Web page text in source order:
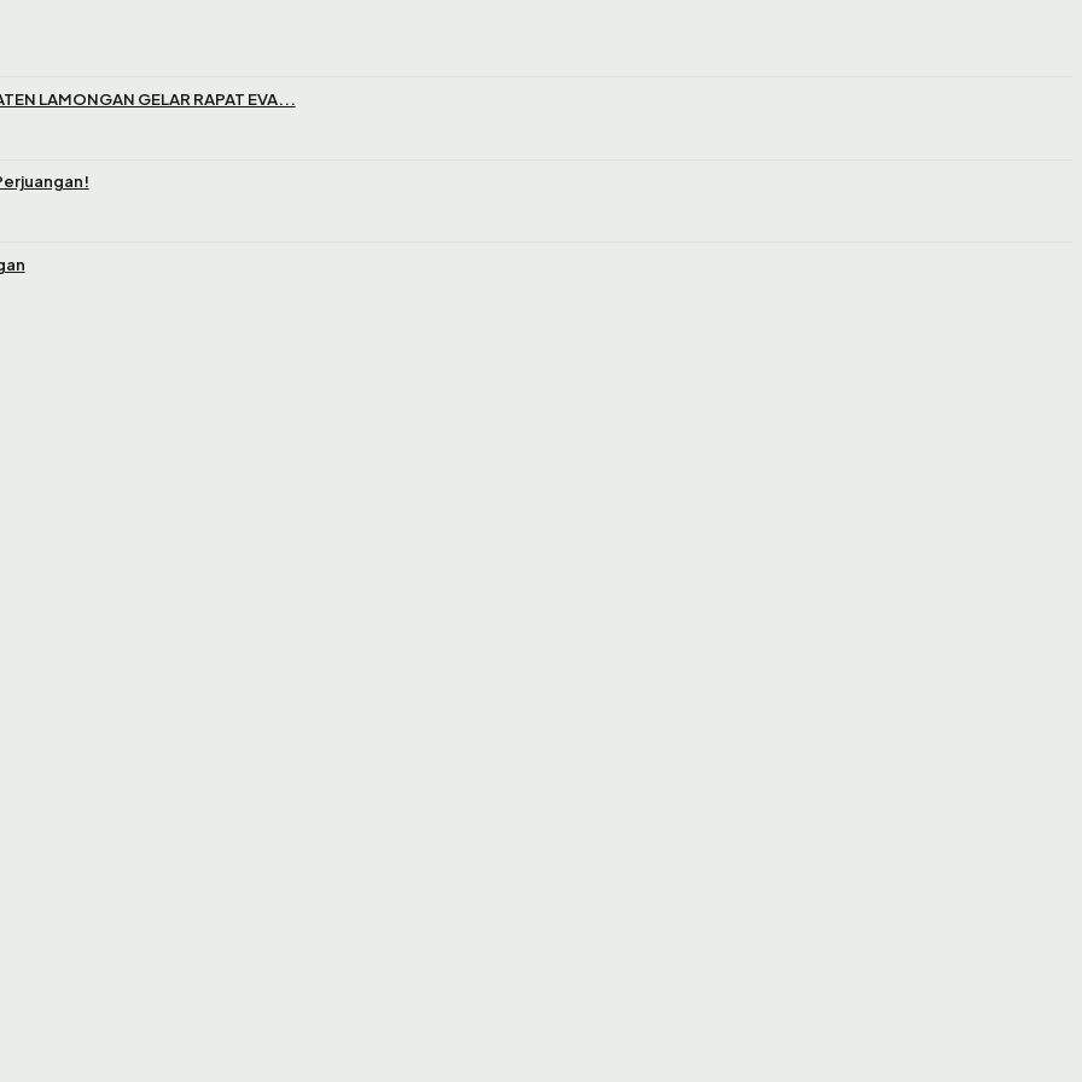
LAMONGAN GELAR RAPAT EVA...
Tahun Anggaran 2026
- Juni 2026), Bagian Administrasi Pembangunan Setda Kabupaten Lamongan berhasil memperoleh nilai IKM 91.13
Hari Terakhir Lamongan Tempo Doeloe 2026
GELAR RAPAT EVALUASI REALISASI ANGGARAN PERIODE JANUARI HINGGA MEI 2026
Pembangunan Dampingi Kegiatan Bapak Bupati YES
dipimpin Bupati Lamongan
LAMONGAN: WUJUDKAN TATA KELOLA PEMERINTAHAN BERBASIS ASTA CITA
Transportasi Umum Dukung Transformasi Budaya Kerja dan Efisiensi Energi
Pembangunan Terapkan Transformasi Budaya Kerja
SEKRETARIAT DAERAH KABUPATEN LAMONGAN 2024